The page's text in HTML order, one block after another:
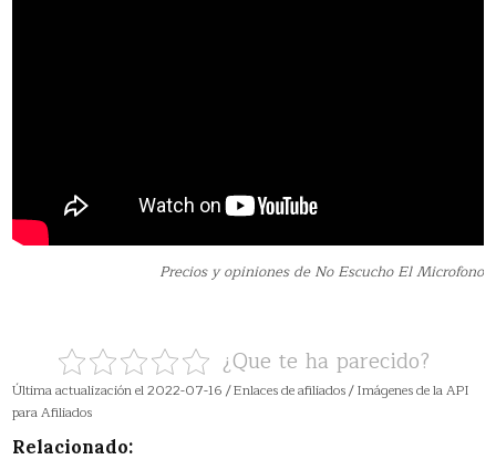
Precios y opiniones de No Escucho El Microfono
¿Que te ha parecido?
Última actualización el 2022-07-16 / Enlaces de afiliados / Imágenes de la API
para Afiliados
Relacionado: